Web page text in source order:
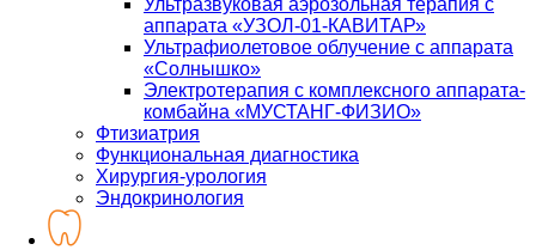
Ультразвуковая аэрозольная терапия с
аппарата «УЗОЛ-01-КАВИТАР»
Ультрафиолетовое облучение с аппарата
«Солнышко»
Электротерапия с комплексного аппарата-
комбайна «МУСТАНГ-ФИЗИО»
Фтизиатрия
Функциональная диагностика
Хирургия-урология
Эндокринология